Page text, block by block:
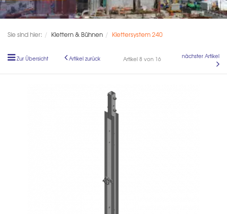
Sie sind hier: Klettern & Bühnen Klettersystem 240
Zur Übersicht Artikel zurück Artikel 8 von 16 nächster Artikel